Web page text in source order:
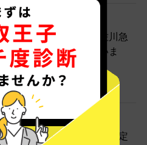
発送
でご自宅から発送！佐川急
自宅まで引き取りに伺いま
ご入金
はメールでお知らせ。査定